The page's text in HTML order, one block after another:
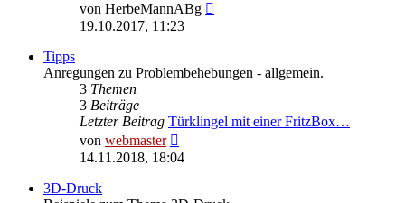
von HerbeMannABg
19.10.2017, 11:23
Tipps
Anregungen zu Problembehebungen - allgemein.
3 Themen
3 Beiträge
Letzter Beitrag Türklingel mit einer FritzBox…
von webmaster
Beitrag
14.11.2018, 18:04
3D-Druck